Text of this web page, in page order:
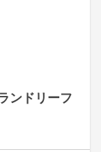
ンドリーフ